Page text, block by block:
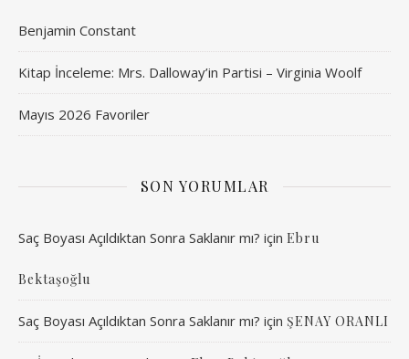
Benjamin Constant
Kitap İnceleme: Mrs. Dalloway’in Partisi – Virginia Woolf
Mayıs 2026 Favoriler
SON YORUMLAR
Saç Boyası Açıldıktan Sonra Saklanır mı? için Ebru
Bektaşoğlu
Saç Boyası Açıldıktan Sonra Saklanır mı? için ŞENAY ORANLI